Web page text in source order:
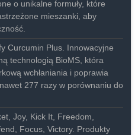
o unikalne formuły, które
mieszanki, aby
Curcumin Plus. Innowacyjne
technologią BioMS, która
wchłaniania i poprawia
277 razy w porównaniu do
Joy, Kick It, Freedom,
Focus, Victory. Produkty